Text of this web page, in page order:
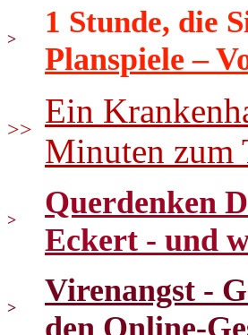
> 1 Stunde, die
Planspiele –
>>
Ein
Minuten zum
>
Querdenken
Eckert - und
>
Virenangst -
den Online-